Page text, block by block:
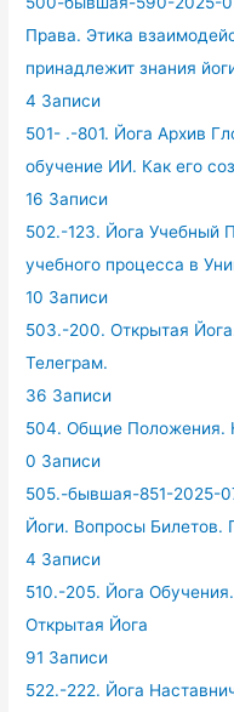
Права. Этика
принадлежит знания
4 Записи
501- .-801. Йога Архив
обучение ИИ. Как его
16 Записи
502.-123. Йога Учебный
учебного процесса в
10 Записи
503.-200. Открытая
Телеграм.
36 Записи
504. Общие Положения.
0 Записи
505.-бывшая-851-2025-
Йоги. Вопросы Билетов.
4 Записи
510.-205. Йога
Открытая Йога
91 Записи
522.-222. Йога